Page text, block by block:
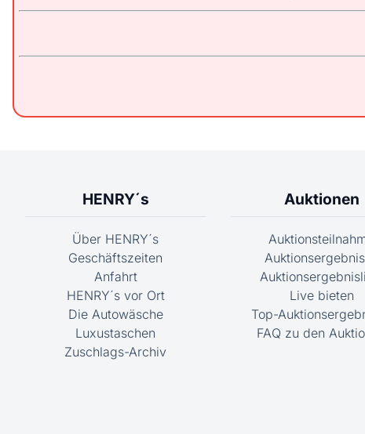
HENRY´s
Über HENRY´s
Geschäftszeiten
Anfahrt
HENRY´s vor Ort
Die Autowäsche
Luxustaschen
Zuschlags-Archiv
Auktionen
Live bieten
Top-
FAQ zu den